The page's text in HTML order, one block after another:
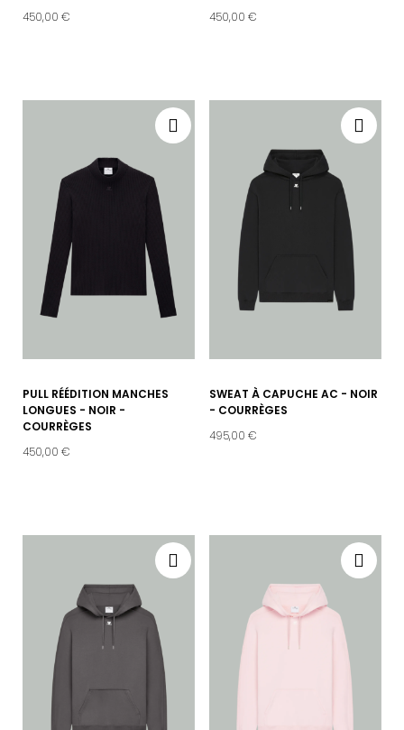
450,00 €
450,00 €
PULL RÉÉDITION MANCHES
LONGUES - NOIR -
COURRÈGES
450,00 €
SWEAT À CAPUCHE AC - NOIR
- COURRÈGES
495,00 €